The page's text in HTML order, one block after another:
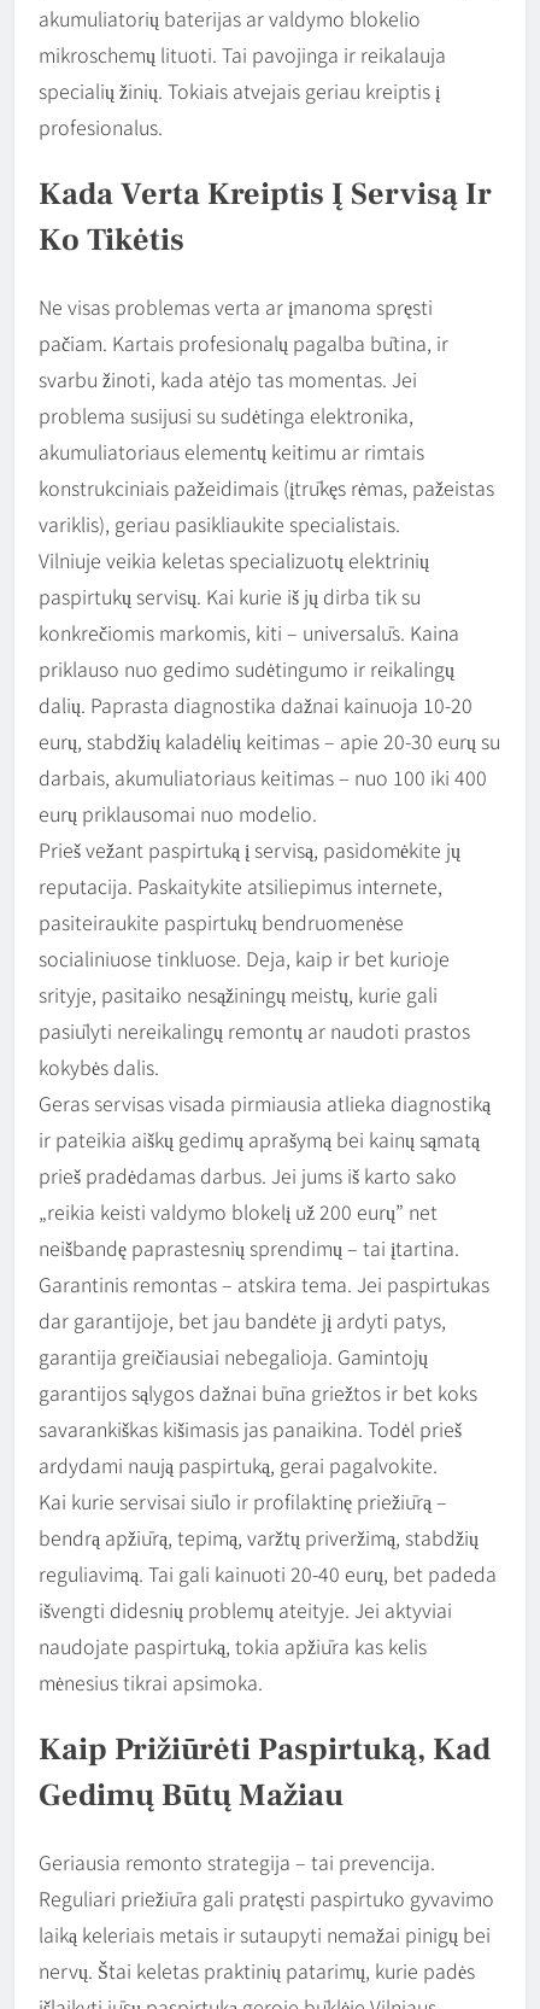
akumuliatorių baterijas ar valdymo blokelio
mikroschemų lituoti. Tai pavojinga ir reikalauja
specialių žinių. Tokiais atvejais geriau kreiptis į
profesionalus.
Kada Verta Kreiptis Į Servisą Ir
Ko Tikėtis
Ne visas problemas verta ar įmanoma spręsti
pačiam. Kartais profesionalų pagalba būtina, ir
svarbu žinoti, kada atėjo tas momentas. Jei
problema susijusi su sudėtinga elektronika,
akumuliatoriaus elementų keitimu ar rimtais
konstrukciniais pažeidimais (įtrūkęs rėmas, pažeistas
variklis), geriau pasikliaukite specialistais.
Vilniuje veikia keletas specializuotų elektrinių
paspirtukų servisų. Kai kurie iš jų dirba tik su
konkrečiomis markomis, kiti – universalūs. Kaina
priklauso nuo gedimo sudėtingumo ir reikalingų
dalių. Paprasta diagnostika dažnai kainuoja 10-20
eurų, stabdžių kaladėlių keitimas – apie 20-30 eurų su
darbais, akumuliatoriaus keitimas – nuo 100 iki 400
eurų priklausomai nuo modelio.
Prieš vežant paspirtuką į servisą, pasidomėkite jų
reputacija. Paskaitykite atsiliepimus internete,
pasiteiraukite paspirtukų bendruomenėse
socialiniuose tinkluose. Deja, kaip ir bet kurioje
srityje, pasitaiko nesąžiningų meistų, kurie gali
pasiūlyti nereikalingų remontų ar naudoti prastos
kokybės dalis.
Geras servisas visada pirmiausia atlieka diagnostiką
ir pateikia aiškų gedimų aprašymą bei kainų sąmatą
prieš pradėdamas darbus. Jei jums iš karto sako
„reikia keisti valdymo blokelį už 200 eurų” net
neišbandę paprastesnių sprendimų – tai įtartina.
Garantinis remontas – atskira tema. Jei paspirtukas
dar garantijoje, bet jau bandėte jį ardyti patys,
garantija greičiausiai nebegalioja. Gamintojų
garantijos sąlygos dažnai būna griežtos ir bet koks
savarankiškas kišimasis jas panaikina. Todėl prieš
ardydami naują paspirtuką, gerai pagalvokite.
Kai kurie servisai siūlo ir profilaktinę priežiūrą –
bendrą apžiūrą, tepimą, varžtų priveržimą, stabdžių
reguliavimą. Tai gali kainuoti 20-40 eurų, bet padeda
išvengti didesnių problemų ateityje. Jei aktyviai
naudojate paspirtuką, tokia apžiūra kas kelis
mėnesius tikrai apsimoka.
Kaip Prižiūrėti Paspirtuką, Kad
Gedimų Būtų Mažiau
Geriausia remonto strategija – tai prevencija.
Reguliari priežiūra gali pratęsti paspirtuko gyvavimo
laiką keleriais metais ir sutaupyti nemažai pinigų bei
nervų. Štai keletas praktinių patarimų, kurie padės